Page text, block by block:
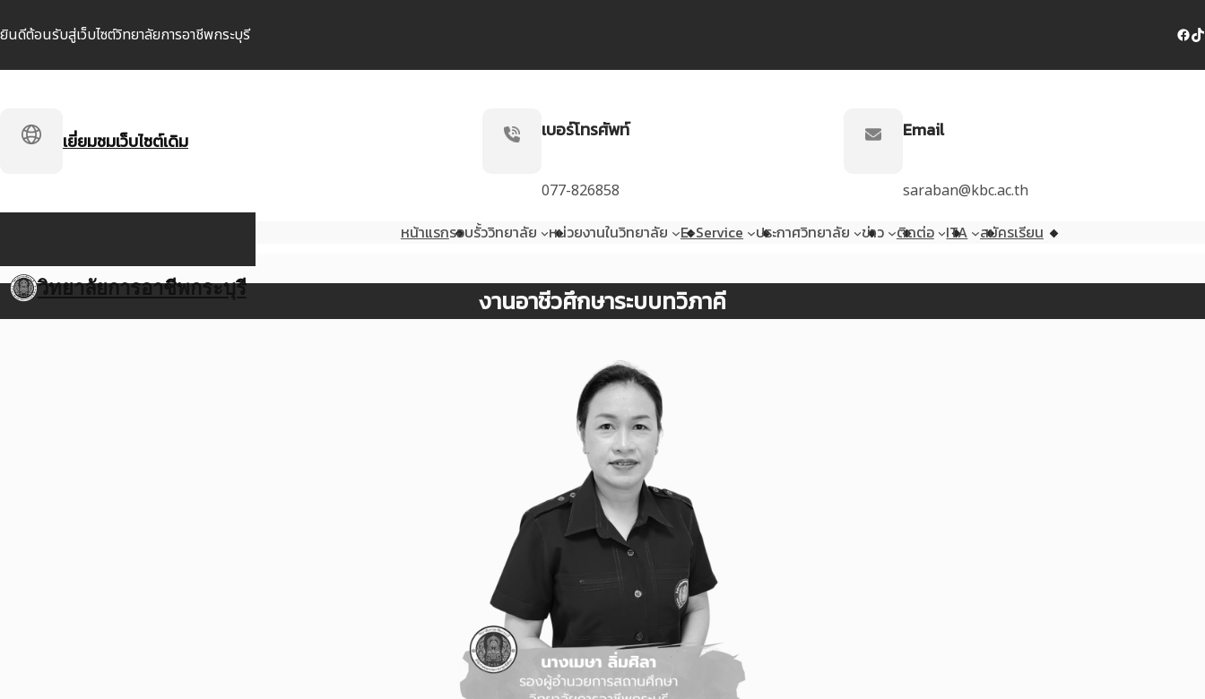
ยินดีต้อนรับสู่เว็บไซต์วิทยาลัยการอาชีพกระบุรี Facebook TikTok
เยี่ยมชมเว็บไซต์เดิม เบอร์โทรศัพท์
077-826858
Email
saraban@kbc.ac.th
วิทยาลัยการอาชีพกระบุรี
หน้าแรกรอบรั้ววิทยาลัย หน่วยงานในวิทยาลัย E-Service ประกาศวิทยาลัย ข่าว ติดต่อ ITA สมัครเรียน
งานอาชีวศึกษาระบบทวิภาคี